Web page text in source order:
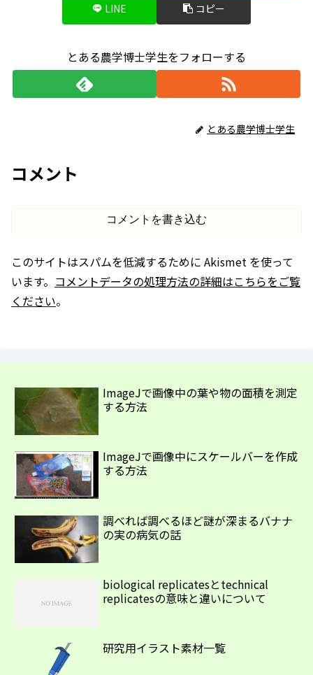
LINE コピー
とある農学博士学生をフォローする
とある農学博士学生
コメント
コメントを書き込む
このサイトはスパムを低減するために Akismet を使って
います。 コメントデータの処理方法の詳細はこちらをご覧
ください。
ImageJで画像中の葉や物の面積を測定
する方法
ImageJで画像中にスケールバーを作成
する方法
調べれば調べるほど謎が深まるバナナ
の実の病気の話
biological replicatesとtechnical
replicatesの意味と違いについて
研究用イラスト素材一覧